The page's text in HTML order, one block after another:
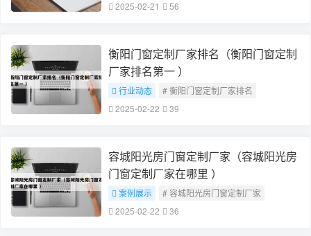
# 木框门窗定制厂家排名
2025-02-21 56
衡阳门窗定制厂家排名（衡阳门窗定制
厂家排名第一 ）
行业动态
# 衡阳门窗定制厂家排名
2025-02-22
39
容城阳光房门窗定制厂家（容城阳光房
门窗定制厂家在哪里 ）
案例展示
# 容城阳光房门窗定制厂家
2025-02-22
36